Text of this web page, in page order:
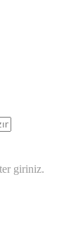
giriniz.